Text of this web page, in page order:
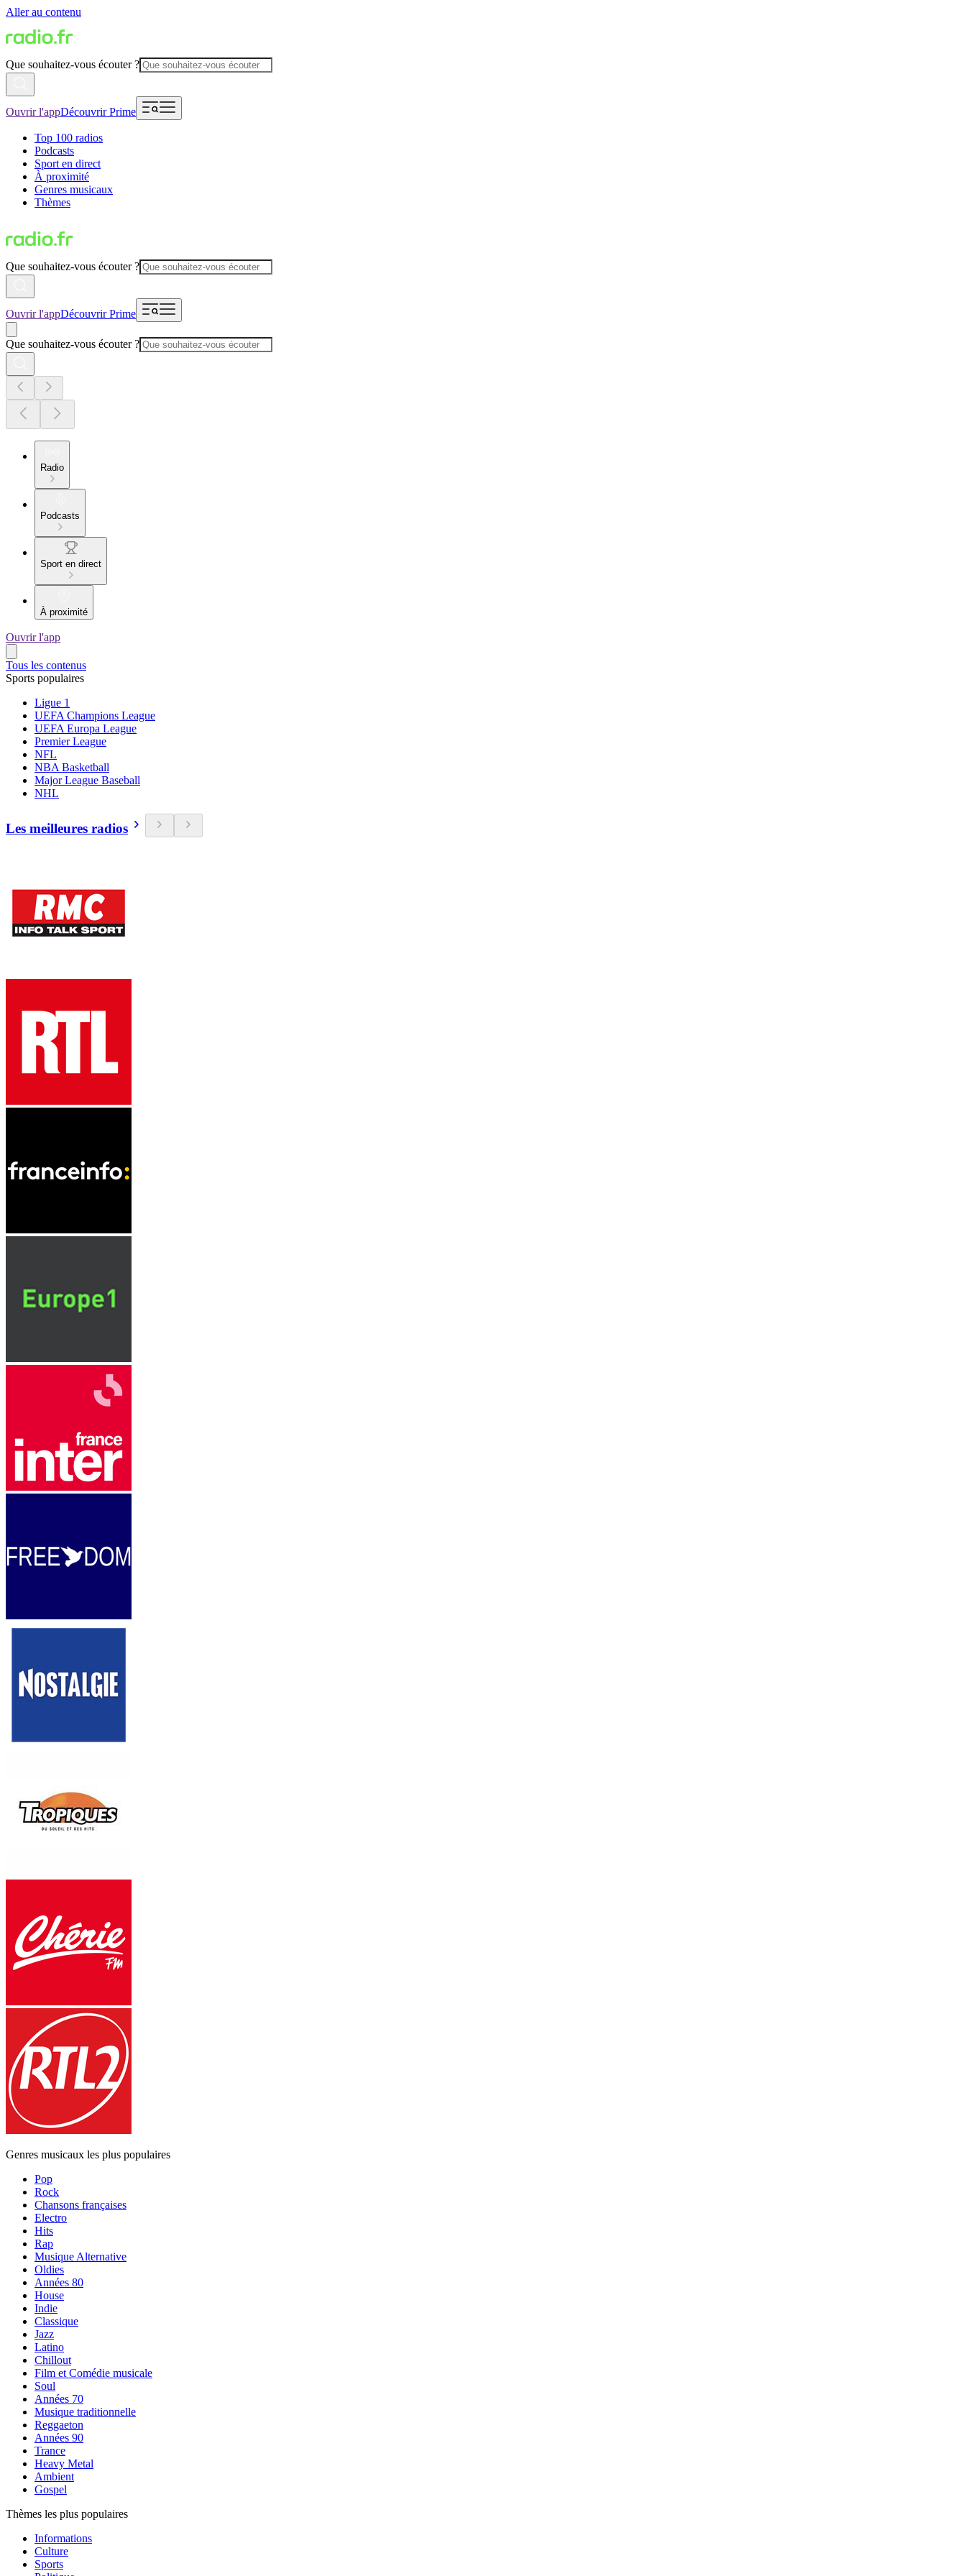
Aller au contenu
Que souhaitez-vous écouter ?
Ouvrir l'appDécouvrir Prime
Top 100 radios
Podcasts
Sport en direct
À proximité
Genres musicaux
Thèmes
Que souhaitez-vous écouter ?
Ouvrir l'appDécouvrir Prime
Que souhaitez-vous écouter ?
Radio
Podcasts
Sport en direct
À proximité
Ouvrir l'app
Tous les contenus
Sports populaires
Ligue 1
UEFA Champions League
UEFA Europa League
Premier League
NFL
NBA Basketball
Major League Baseball
NHL
Les meilleures radios
Genres musicaux les plus populaires
Pop
Rock
Chansons françaises
Electro
Hits
Rap
Musique Alternative
Oldies
Années 80
House
Indie
Classique
Jazz
Latino
Chillout
Film et Comédie musicale
Soul
Années 70
Musique traditionnelle
Reggaeton
Années 90
Trance
Heavy Metal
Ambient
Gospel
Thèmes les plus populaires
Informations
Culture
Sports